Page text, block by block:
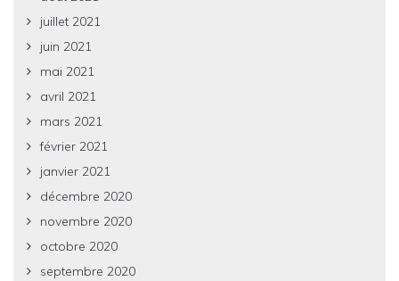
juillet 2021
juin 2021
mai 2021
avril 2021
mars 2021
février 2021
janvier 2021
décembre 2020
novembre 2020
octobre 2020
septembre 2020